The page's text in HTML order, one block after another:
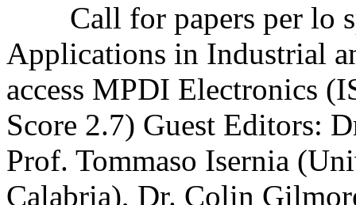
Call for papers per lo
Applications in Industrial
access MPDI Electronics
Score 2.7) Guest Editors:
Prof. Tommaso Isernia
Calabria), Dr. Colin